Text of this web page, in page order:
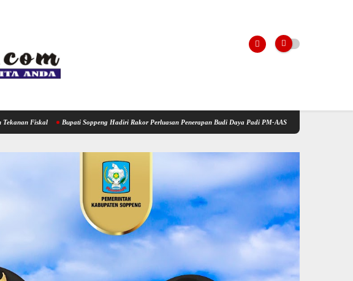
Bupati Soppeng Hadiri Rakor Perluasan Penerapan Budi Daya Padi PM-AAS Kementerian Pertanian Gelar